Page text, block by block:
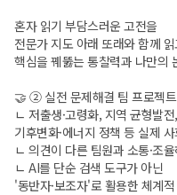
혼자 읽기 부담스러운 고전을
전문가 지도 아래 또래와 함께
핵심을 꿰뚫는 통찰력과 나만의
🤝 ② 실전 문제해결 팀 프로젝트
ㄴ 저출생·고령화, 지역 균형발전,
기후변화·에너지 정책 등 실제
ㄴ 의견이 다른 팀원과 소통·조
ㄴ AI를 단순 검색 도구가 아닌
'동반자·보조자'로 활용한 체계